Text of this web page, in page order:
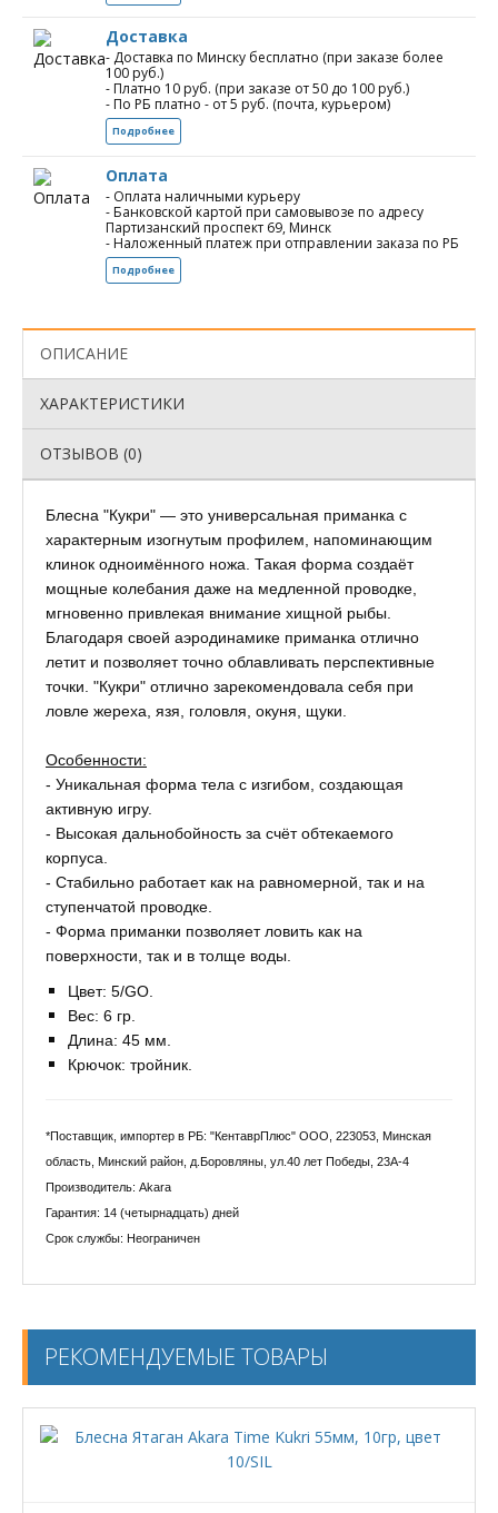
Доставка
- Доставка по Минску бесплатно (при заказе более
100 руб.)
- Платно 10 руб. (при заказе от 50 до 100 руб.)
- По РБ платно - от 5 руб. (почта, курьером)
Подробнее
Оплата
- Оплата наличными курьеру
- Банковской картой при самовывозе по адресу
Партизанский проспект 69, Минск
- Наложенный платеж при отправлении заказа по РБ
Подробнее
ОПИСАНИЕ
ХАРАКТЕРИСТИКИ
ОТЗЫВОВ (0)
Блесна "Кукри" — это универсальная приманка с
характерным изогнутым профилем, напоминающим
клинок одноимённого ножа. Такая форма создаёт
мощные колебания даже на медленной проводке,
мгновенно привлекая внимание хищной рыбы.
Благодаря своей аэродинамике приманка отлично
летит и позволяет точно облавливать перспективные
точки. "Кукри" отлично зарекомендовала себя при
ловле жереха, язя, головля, окуня, щуки.
Особенности:
- Уникальная форма тела с изгибом, создающая
активную игру.
- Высокая дальнобойность за счёт обтекаемого
корпуса.
- Стабильно работает как на равномерной, так и на
ступенчатой проводке.
- Форма приманки позволяет ловить как на
поверхности, так и в толще воды.
Цвет: 5/GO.
Вес: 6 гр.
Длина: 45 мм.
Крючок: тройник.
*Поставщик, импортер в РБ: "КентаврПлюс" ООО, 223053, Минская
область, Минский район, д.Боровляны, ул.40 лет Победы, 23А-4
Производитель: Akara
Гарантия: 14 (четырнадцать) дней
Срок службы: Неограничен
РЕКОМЕНДУЕМЫЕ ТОВАРЫ